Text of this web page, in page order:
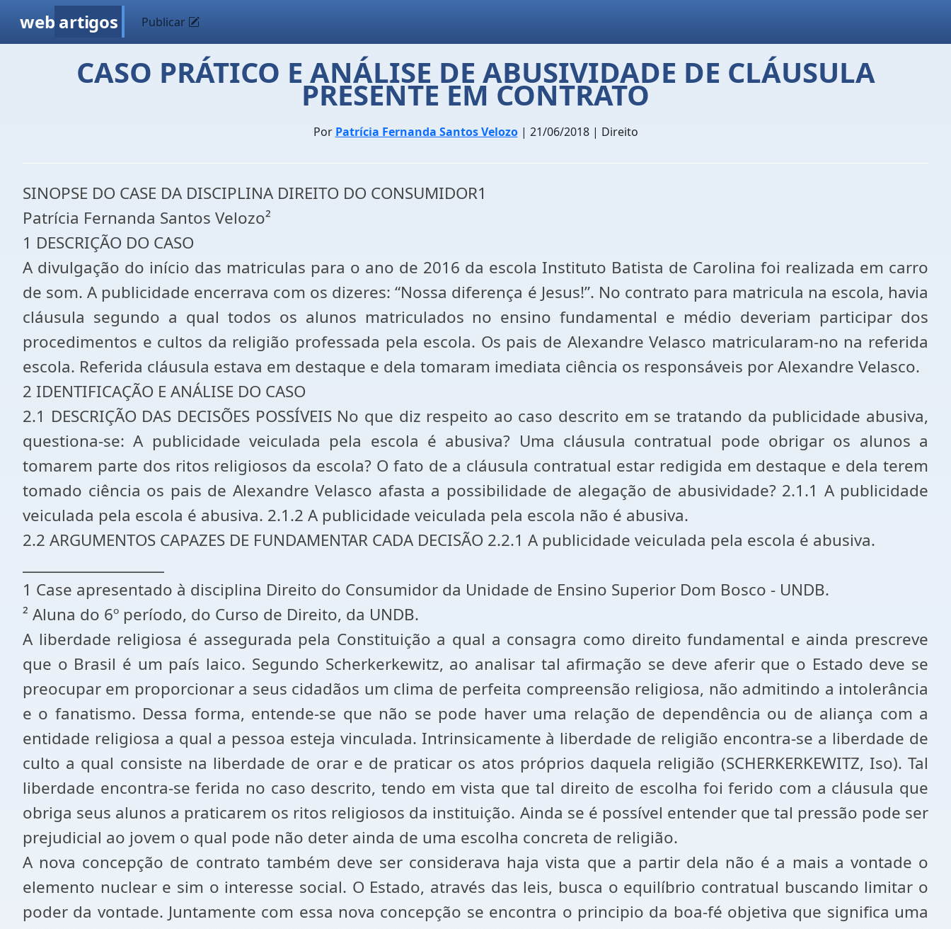
web artigos Publicar
CASO PRÁTICO E ANÁLISE DE ABUSIVIDADE DE CLÁUSULA
PRESENTE EM CONTRATO
Por Patrícia Fernanda Santos Velozo| 21/06/2018 | Direito
SINOPSE DO CASE DA DISCIPLINA DIREITO DO CONSUMIDOR1
Patrícia Fernanda Santos Velozo²
1 DESCRIÇÃO DO CASO
A divulgação do início das matriculas para o ano de 2016 da escola Instituto Batista de Carolina foi realizada em carro
de som. A publicidade encerrava com os dizeres: “Nossa diferença é Jesus!”. No contrato para matricula na escola, havia
cláusula segundo a qual todos os alunos matriculados no ensino fundamental e médio deveriam participar dos
procedimentos e cultos da religião professada pela escola. Os pais de Alexandre Velasco matricularam-no na referida
escola. Referida cláusula estava em destaque e dela tomaram imediata ciência os responsáveis por Alexandre Velasco.
2 IDENTIFICAÇÃO E ANÁLISE DO CASO
2.1 DESCRIÇÃO DAS DECISÕES POSSÍVEIS No que diz respeito ao caso descrito em se tratando da publicidade abusiva,
questiona-se: A publicidade veiculada pela escola é abusiva? Uma cláusula contratual pode obrigar os alunos a
tomarem parte dos ritos religiosos da escola? O fato de a cláusula contratual estar redigida em destaque e dela terem
tomado ciência os pais de Alexandre Velasco afasta a possibilidade de alegação de abusividade? 2.1.1 A publicidade
veiculada pela escola é abusiva. 2.1.2 A publicidade veiculada pela escola não é abusiva.
2.2 ARGUMENTOS CAPAZES DE FUNDAMENTAR CADA DECISÃO 2.2.1 A publicidade veiculada pela escola é abusiva.
1 Case apresentado à disciplina Direito do Consumidor da Unidade de Ensino Superior Dom Bosco - UNDB.
² Aluna do 6º período, do Curso de Direito, da UNDB.
A liberdade religiosa é assegurada pela Constituição a qual a consagra como direito fundamental e ainda prescreve
que o Brasil é um país laico. Segundo Scherkerkewitz, ao analisar tal afirmação se deve aferir que o Estado deve se
preocupar em proporcionar a seus cidadãos um clima de perfeita compreensão religiosa, não admitindo a intolerância
e o fanatismo. Dessa forma, entende-se que não se pode haver uma relação de dependência ou de aliança com a
entidade religiosa a qual a pessoa esteja vinculada. Intrinsicamente à liberdade de religião encontra-se a liberdade de
culto a qual consiste na liberdade de orar e de praticar os atos próprios daquela religião (SCHERKERKEWITZ, Iso). Tal
liberdade encontra-se ferida no caso descrito, tendo em vista que tal direito de escolha foi ferido com a cláusula que
obriga seus alunos a praticarem os ritos religiosos da instituição. Ainda se é possível entender que tal pressão pode ser
prejudicial ao jovem o qual pode não deter ainda de uma escolha concreta de religião.
A nova concepção de contrato também deve ser considerava haja vista que a partir dela não é a mais a vontade o
elemento nuclear e sim o interesse social. O Estado, através das leis, busca o equilíbrio contratual buscando limitar o
poder da vontade. Juntamente com essa nova concepção se encontra o principio da boa-fé objetiva que significa uma